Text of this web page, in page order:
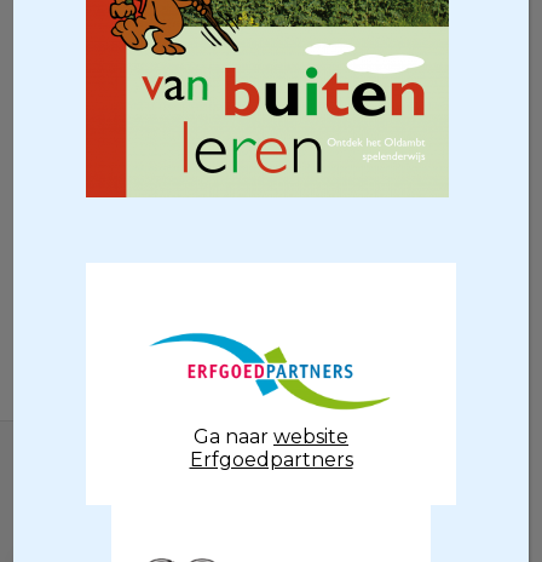
Ga naar website
Erfgoedpartners